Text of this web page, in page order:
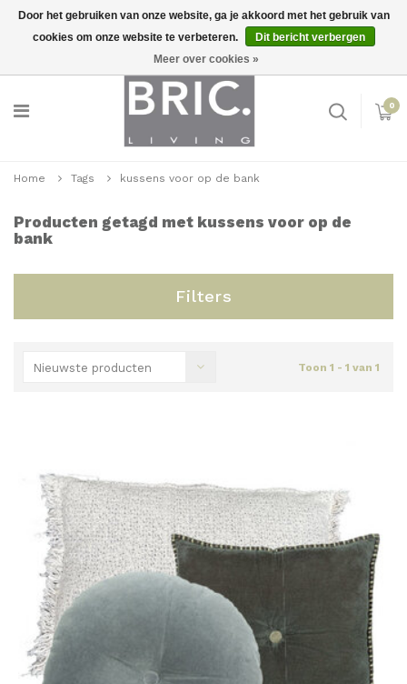
Inloggen
0
Home Tags kussens voor op de bank
Producten getagd met kussens voor op de
bank
Filters
Nieuwste producten Toon 1 - 1 van 1
Door het gebruiken van onze website, ga je akkoord met het gebruik van
cookies om onze website te verbeteren.
Dit bericht verbergen
Meer over cookies »